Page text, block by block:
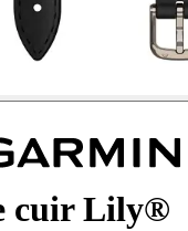
cuir Lily®